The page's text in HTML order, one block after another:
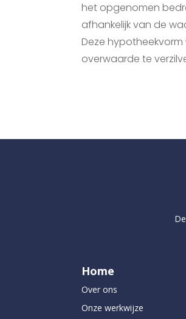
het opgenomen
afhankelijk van de
Deze
overwaarde te
Home
Over ons
Onze werkwijze